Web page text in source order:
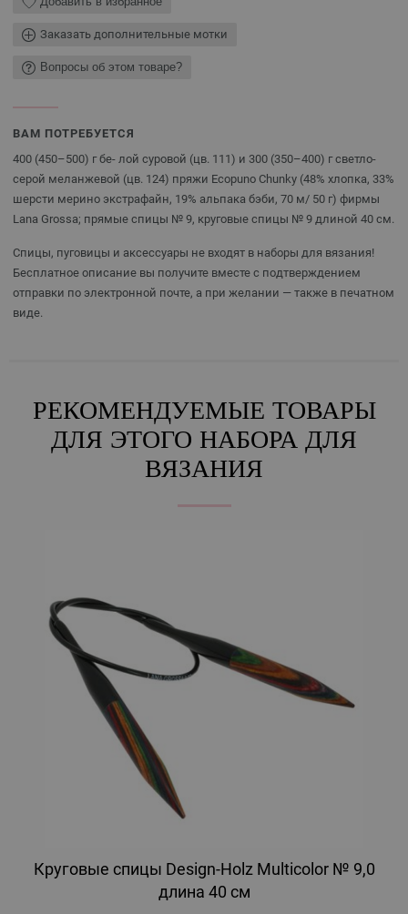
Заказать дополнительные мотки
Вопросы об этом товаре?
ВАМ ПОТРЕБУЕТСЯ
400 (450–500) г бе- лой суровой (цв. 111) и 300 (350–400) г светло-
серой меланжевой (цв. 124) пряжи Ecopuno Chunky (48% хлопка, 33%
шерсти мерино экстрафайн, 19% альпака бэби, 70 м/ 50 г) фирмы
Lana Grossa; прямые спицы № 9, круговые спицы № 9 длиной 40 см.
Спицы, пуговицы и аксессуары не входят в наборы для вязания!
Бесплатное описание вы получите вместе с подтверждением
отправки по электронной почте, а при желании — также в печатном
виде.
РЕКОМЕНДУЕМЫЕ ТОВАРЫ
ДЛЯ ЭТОГО НАБОРА ДЛЯ
ВЯЗАНИЯ
Круговые спицы Design-Holz Multicolor № 9,0
длина 40 см